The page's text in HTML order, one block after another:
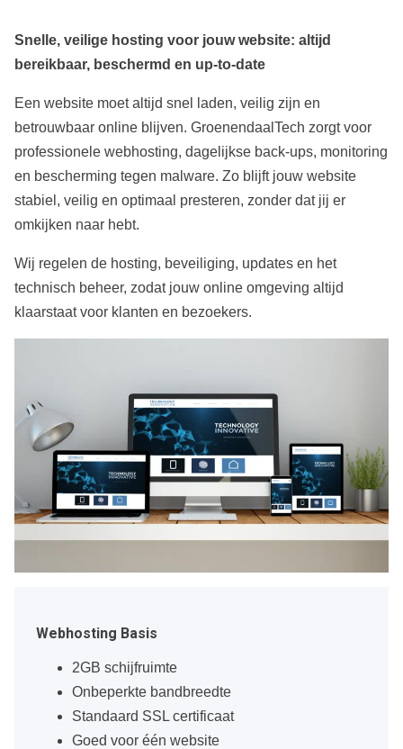
Snelle, veilige hosting voor jouw website: altijd
bereikbaar, beschermd en up‑to‑date
Een website moet altijd snel laden, veilig zijn en
betrouwbaar online blijven. GroenendaalTech zorgt voor
professionele webhosting, dagelijkse back‑ups, monitoring
en bescherming tegen malware. Zo blijft jouw website
stabiel, veilig en optimaal presteren, zonder dat jij er
omkijken naar hebt.
Wij regelen de hosting, beveiliging, updates en het
technisch beheer, zodat jouw online omgeving altijd
klaarstaat voor klanten en bezoekers.
Webhosting Basis
2GB schijfruimte
Onbeperkte bandbreedte
Standaard SSL certificaat
Goed voor één website